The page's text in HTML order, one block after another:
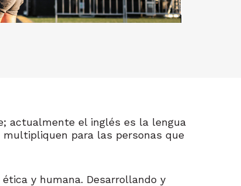
actualmente el inglés es la lengua
para las personas que
y humana. Desarrollando y